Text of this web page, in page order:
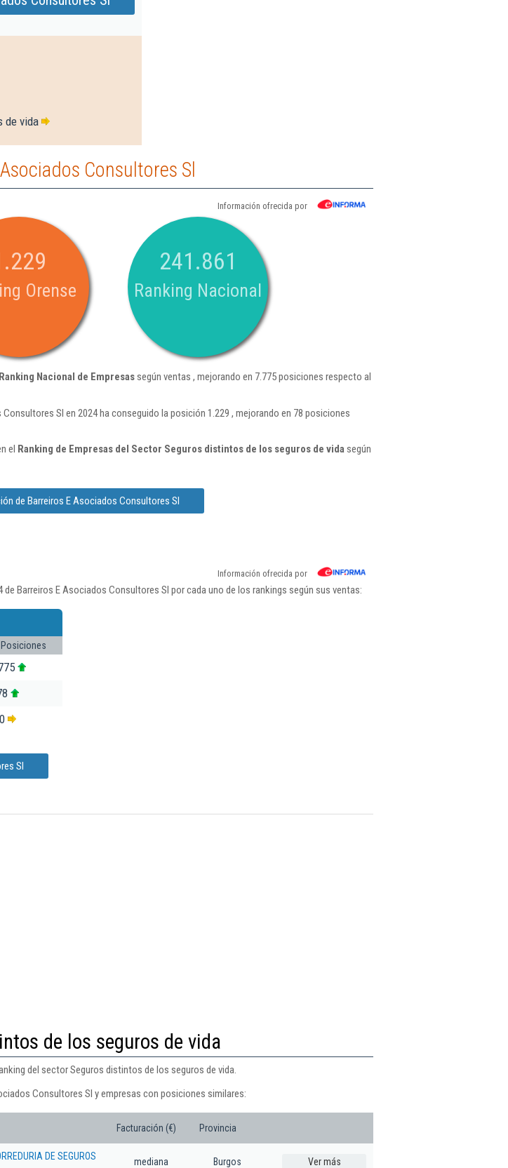
de vida
Consultores Sl
Información ofrecida por
Orense
241.861
Ranking Nacional
Ranking Nacional de Empresassegún ventas , mejorando en 7.775 posiciones respecto al
Sl en 2024 ha conseguido la posición 1.229 , mejorando en 78 posiciones
el Ranking de Empresas del Sector Seguros distintos de los seguros de vidasegún
de Barreiros E Asociados Consultores Sl
Información ofrecida por
Barreiros E Asociados Consultores Sl por cada uno de los rankings según sus ventas:
0
Sl
de los seguros de vida
del sector Seguros distintos de los seguros de vida.
Consultores Sl y empresas con posiciones similares:
Facturación (€) Provincia
DE SEGUROS
mediana Burgos Ver más